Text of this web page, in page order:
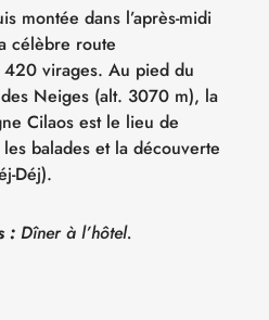
montée dans l’après-midi
célèbre route
420 virages. Au pied du
Neiges (alt. 3070 m), la
Cilaos est le lieu de
balades et la découverte
Déj).
:Dîner à l’hôtel.